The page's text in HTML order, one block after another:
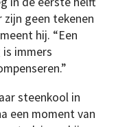
geen tekenen
hij. “Een
immers
steenkool in
een moment van